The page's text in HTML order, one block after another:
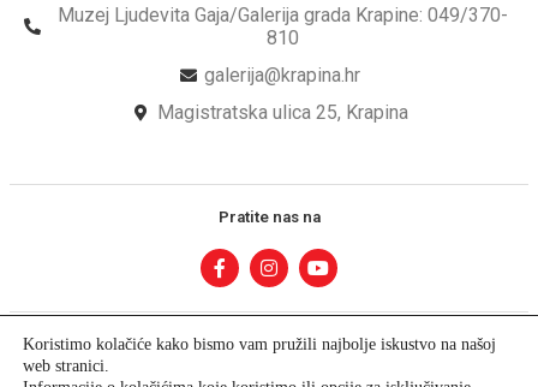
Muzej Ljudevita Gaja/Galerija grada Krapine: 049/370-
810
galerija@krapina.hr
Magistratska ulica 25, Krapina
Pratite nas na
Koristimo kolačiće kako bismo vam pružili najbolje iskustvo na našoj
web stranici.